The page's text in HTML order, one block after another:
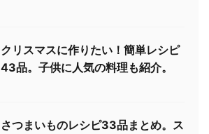
クリスマスに作りたい！簡単レシピ
43品。子供に人気の料理も紹介。
さつまいものレシピ33品まとめ。ス